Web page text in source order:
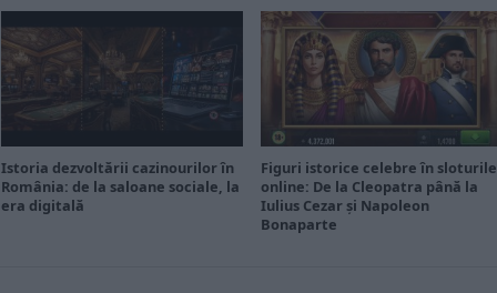
Istoria dezvoltării cazinourilor în
România: de la saloane sociale, la
era digitală
Figuri istorice celebre în sloturile
online: De la Cleopatra până la
Iulius Cezar și Napoleon
Bonaparte